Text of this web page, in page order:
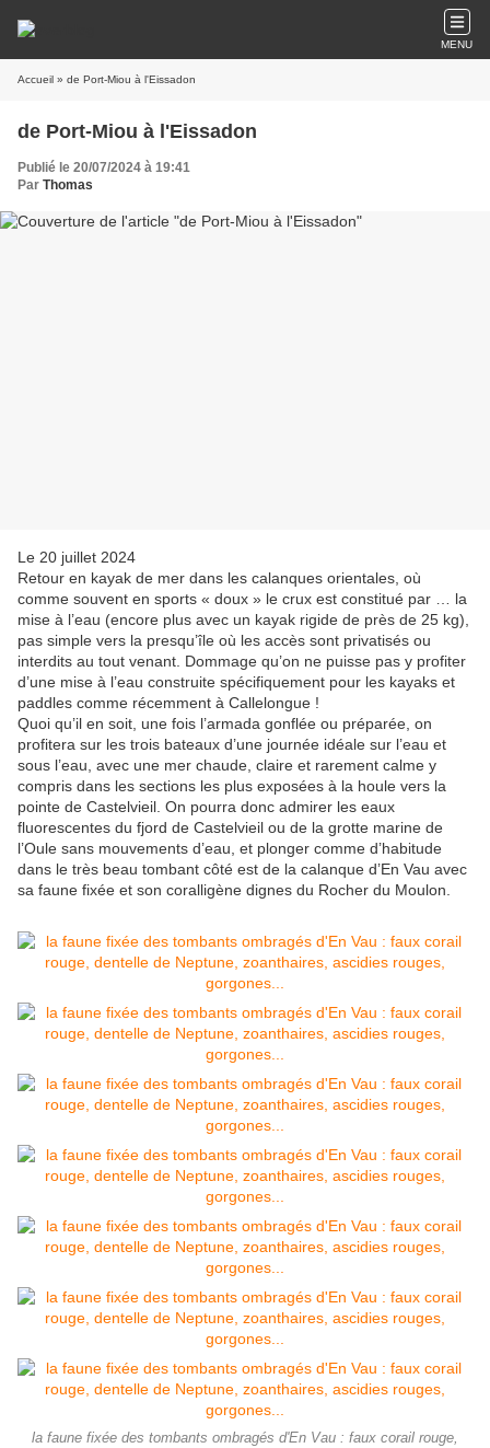
MENU
Accueil » de Port-Miou à l'Eissadon
de Port-Miou à l'Eissadon
Publié le 20/07/2024 à 19:41
Par Thomas
Le 20 juillet 2024
Retour en kayak de mer dans les calanques orientales, où
comme souvent en sports « doux » le crux est constitué par … la
mise à l’eau (encore plus avec un kayak rigide de près de 25 kg),
pas simple vers la presqu’île où les accès sont privatisés ou
interdits au tout venant. Dommage qu’on ne puisse pas y profiter
d’une mise à l’eau construite spécifiquement pour les kayaks et
paddles comme récemment à Callelongue !
Quoi qu’il en soit, une fois l’armada gonflée ou préparée, on
profitera sur les trois bateaux d’une journée idéale sur l’eau et
sous l’eau, avec une mer chaude, claire et rarement calme y
compris dans les sections les plus exposées à la houle vers la
pointe de Castelvieil. On pourra donc admirer les eaux
fluorescentes du fjord de Castelvieil ou de la grotte marine de
l’Oule sans mouvements d’eau, et plonger comme d’habitude
dans le très beau tombant côté est de la calanque d’En Vau avec
sa faune fixée et son coralligène dignes du Rocher du Moulon.
la faune fixée des tombants ombragés d'En Vau : faux corail rouge,